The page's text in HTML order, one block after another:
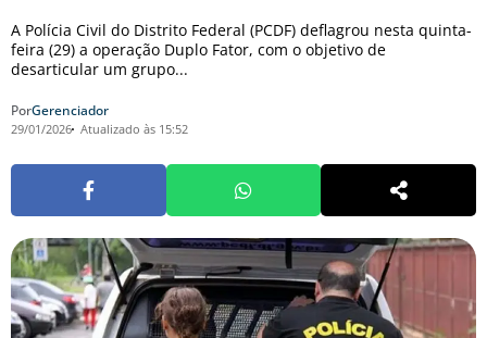
A Polícia Civil do Distrito Federal (PCDF) deflagrou nesta quinta-
feira (29) a operação Duplo Fator, com o objetivo de
desarticular um grupo...
PorGerenciador
29/01/2026 Atualizado às 15:52